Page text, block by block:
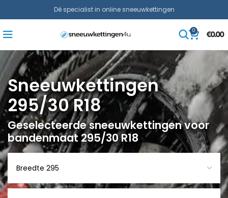
Dé specialist in online sneeuwkettingen
0
€0.00
Sneeuwkettingen
295/30 R18
Geselecteerde sneeuwkettingen voor
bandenmaat 295/30 R18